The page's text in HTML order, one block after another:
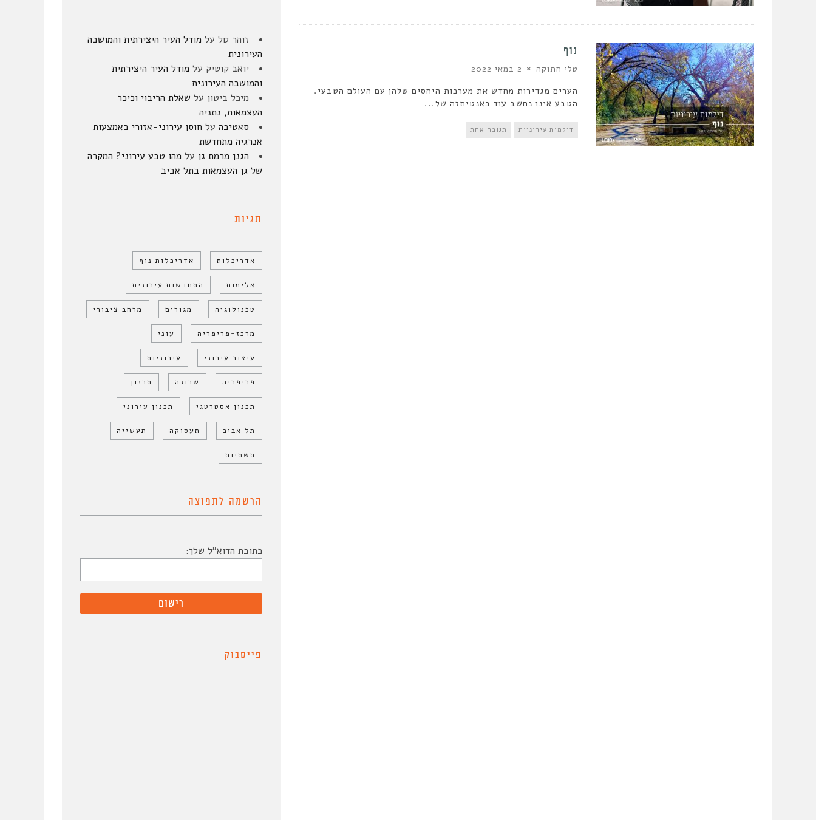
נוף
טלי חתוקה 2 במאי 2022
הערים מגדירות מחדש את מערכות היחסים שלהן עם העולם הטבעי.
הטבע אינו נחשב עוד כאנטיתזה של...
דילמות עירוניות תגובה אחת
זוהר טל על מודל העיר היצירתית והמושבה
העירונית
יואב קוטיק על מודל העיר היצירתית
והמושבה העירונית
מיכל ביטון על שאלת הריבוי וכיכר
העצמאות, נתניה
סאטיבה על חוסן עירוני-אזורי באמצעות
אנרגיה מתחדשת
הגנן מרמת גן על מהו טבע עירוני? המקרה
של גן העצמאות בתל אביב
תגיות
אדריכלות אדריכלות נוף
אלימות התחדשות עירונית
טכנולוגיה מגורים מרחב ציבורי
מרכז-פריפריה עוני
עיצוב עירוני עירוניות
פריפריה שכונה תכנון
תכנון אסטרטגי תכנון עירוני
תל אביב תעסוקה תעשייה
תשתיות
הרשמה לתפוצה
כתובת הדוא"ל שלך:
פייסבוק